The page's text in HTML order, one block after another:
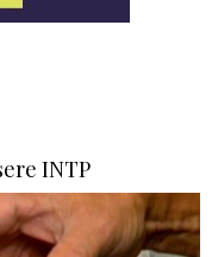
INTP